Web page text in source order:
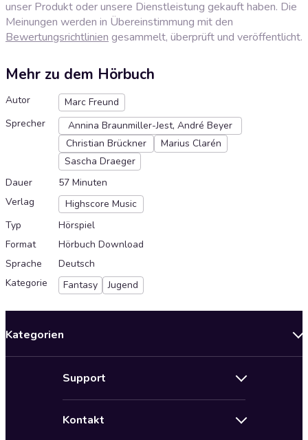
unser Produkt oder unsere Dienstleistung gekauft haben. Die
Meinungen werden in Übereinstimmung mit den
Bewertungsrichtlinien gesammelt, überprüft und veröffentlicht.
Mehr zu dem Hörbuch
Autor
Marc Freund
Sprecher
Annina Braunmiller-Jest, André Beyer
Christian Brückner
Marius Clarén
Sascha Draeger
Dauer
57 Minuten
Verlag
Highscore Music
Typ
Hörspiel
Format
Hörbuch Download
Sprache
Deutsch
Kategorie
Fantasy Jugend
Kategorien
Support
Kontakt